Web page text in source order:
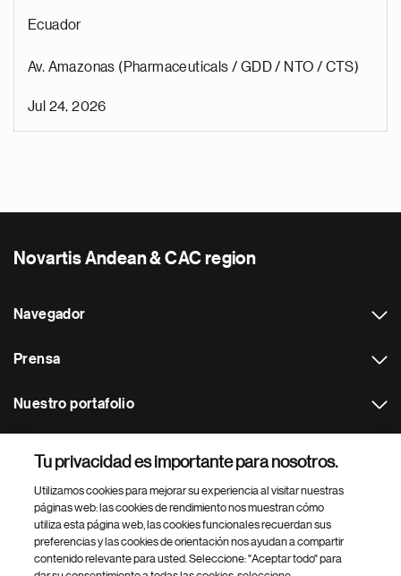
Ecuador
Av. Amazonas (Pharmaceuticals / GDD / NTO / CTS)
Jul 24, 2026
Novartis Andean & CAC region
Navegador
Prensa
Nuestro portafolio
Footer Site Search
Tu privacidad es importante para nosotros.
Utilizamos cookies para mejorar su experiencia al visitar nuestras
páginas web: las cookies de rendimiento nos muestran cómo
utiliza esta página web, las cookies funcionales recuerdan sus
preferencias y las cookies de orientación nos ayudan a compartir
contenido relevante para usted. Seleccione: "Aceptar todo" para